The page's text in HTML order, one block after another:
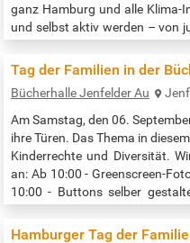
ganz Hamburg und alle Klima-
und selbst aktiv werden – von
Bürgermeisterin und Senatorin
Tag der Familien in der
Bücherhalle Jenfelder Au
Am Samstag, den 06.
ihre Türen. Das Thema in
Kinderrechte und Diversität.
an: Ab 10:00 - Greenscreen-
10:00 - Buttons selber
Fingermalfarbe machen 12:15 -
Hamburger Tag der